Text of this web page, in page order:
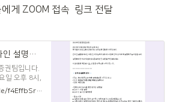
게 ZOOM 접속  링크 전달
(주)러닝스푼즈 온라인 설명회 신청
권팀입니다.
일 오후 8시,
라인 설명
온라인 설명
https://forms.gle/f4EffbSrHJrSMei26